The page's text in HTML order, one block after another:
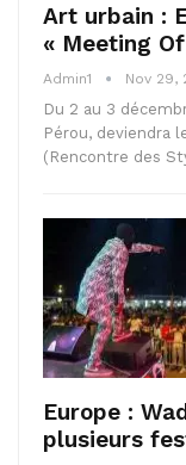
Art urbain :
« Meeting
Admin1 Nov 29,
Du 2 au 3
Pérou, deviendra
(Rencontre des
Europe :
plusieurs